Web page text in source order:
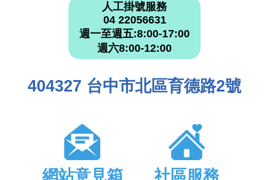
人工掛號服務
04 22056631
週一至週五:8:00-17:00
週六8:00-12:00
404327 台中市北區育德路2號
網站意見箱 社區服務